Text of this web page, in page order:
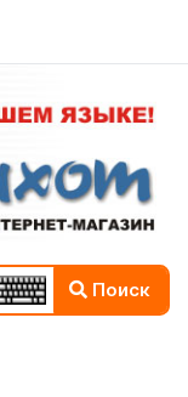
Поиск